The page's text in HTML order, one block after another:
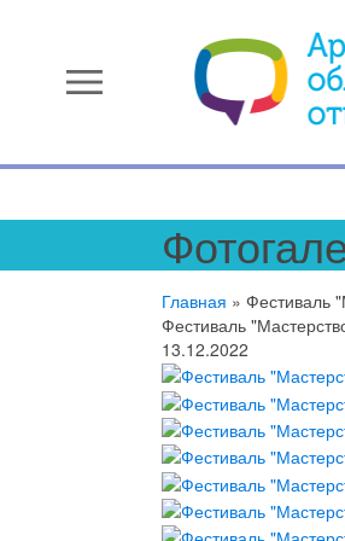
menu
Главная »Фестиваль
Фестиваль
13.12.2022